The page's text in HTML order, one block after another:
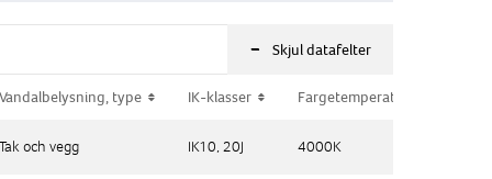
- Skjul datafelter
Vandalbelysning, type IK-klasser Fargetemperatur (K)
Tak och vegg IK10, 20J 4000K
Vandalbelysning, type IK-klasser Fargetemperatur (K)
Tak och vegg IK10, 20J 4000K